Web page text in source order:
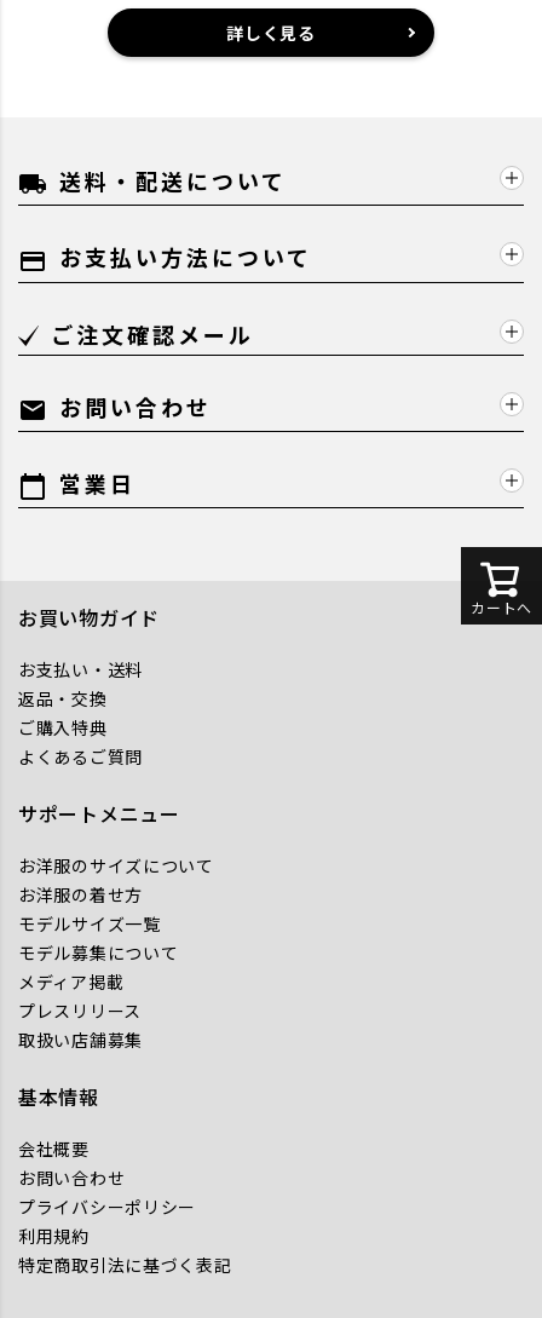
カートへ
詳しく見る
local_shipping 送料・配送について
payment お支払い方法について
ご注文確認メール
mail お問い合わせ
calendar_today 営業日
お買い物ガイド
お支払い・送料
返品・交換
ご購入特典
よくあるご質問
サポートメニュー
お洋服のサイズについて
お洋服の着せ方
モデルサイズ一覧
モデル募集について
メディア掲載
プレスリリース
取扱い店舗募集
基本情報
会社概要
お問い合わせ
プライバシーポリシー
利用規約
特定商取引法に基づく表記